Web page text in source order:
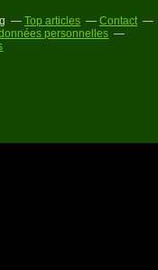
Top articles
Contact
personnelles